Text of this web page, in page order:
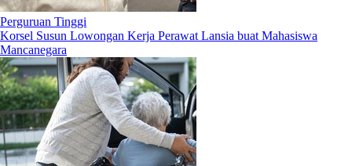
Perguruan Tinggi
Korsel Susun Lowongan Kerja Perawat Lansia buat Mahasiswa
Mancanegara